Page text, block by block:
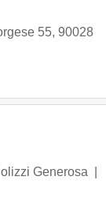
55, 90028
Generosa